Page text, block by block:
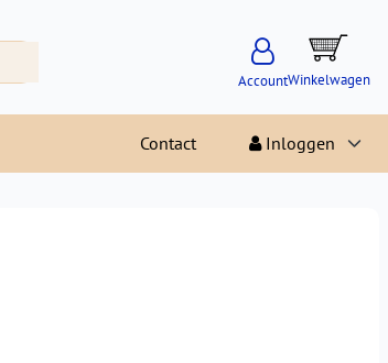
AccountWinkelwagen
Contact Inloggen